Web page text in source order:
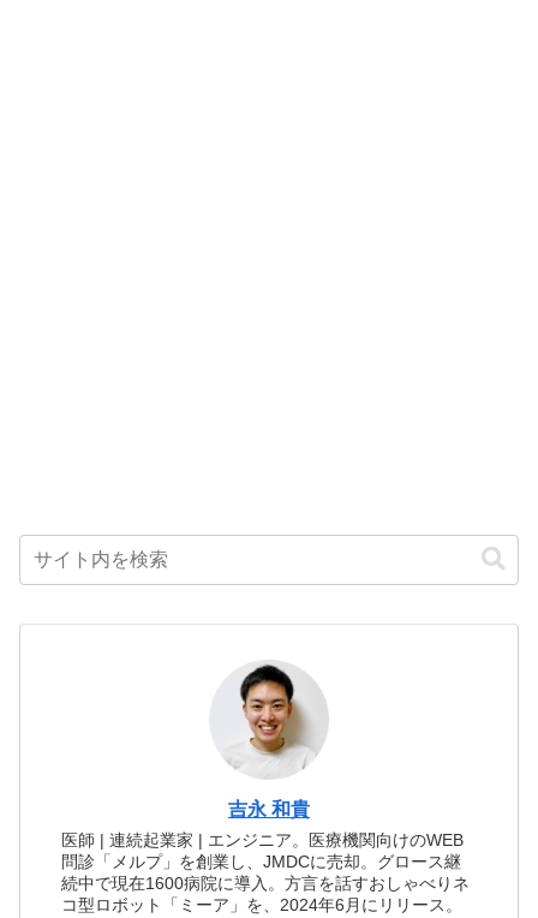
吉永 和貴
医師 | 連続起業家 | エンジニア。医療機関向けのWEB
問診「メルプ」を創業し、JMDCに売却。グロース継
続中で現在1600病院に導入。方言を話すおしゃべりネ
コ型ロボット「ミーア」を、2024年6月にリリース。